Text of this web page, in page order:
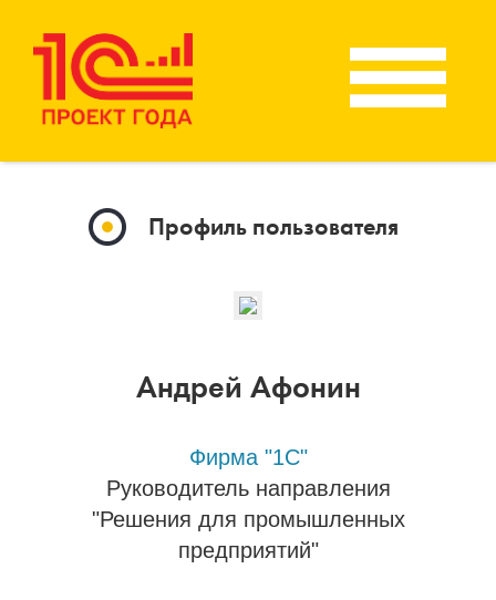
Профиль пользователя
Андрей Афонин
Фирма "1С"
Руководитель направления
"Решения для промышленных
предприятий"